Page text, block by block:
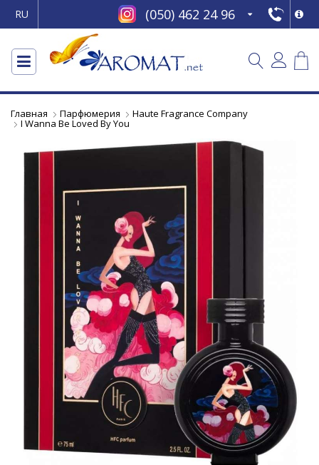
RU (050) 462 24 96
Главная Парфюмерия Haute Fragrance Company
I Wanna Be Loved By You